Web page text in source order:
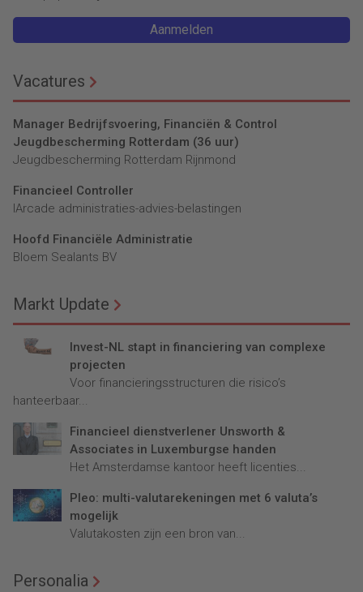
Aanmelden
Vacatures
Manager Bedrijfsvoering, Financiën & Control
Jeugdbescherming Rotterdam (36 uur)
Jeugdbescherming Rotterdam Rijnmond
Financieel Controller
lArcade administraties-advies-belastingen
Hoofd Financiële Administratie
Bloem Sealants BV
Markt Update
Invest-NL stapt in financiering van complexe
projecten
Voor financieringsstructuren die risico’s
hanteerbaar...
Financieel dienstverlener Unsworth &
Associates in Luxemburgse handen
Het Amsterdamse kantoor heeft licenties...
Pleo: multi-valutarekeningen met 6 valuta’s
mogelijk
Valutakosten zijn een bron van...
Personalia